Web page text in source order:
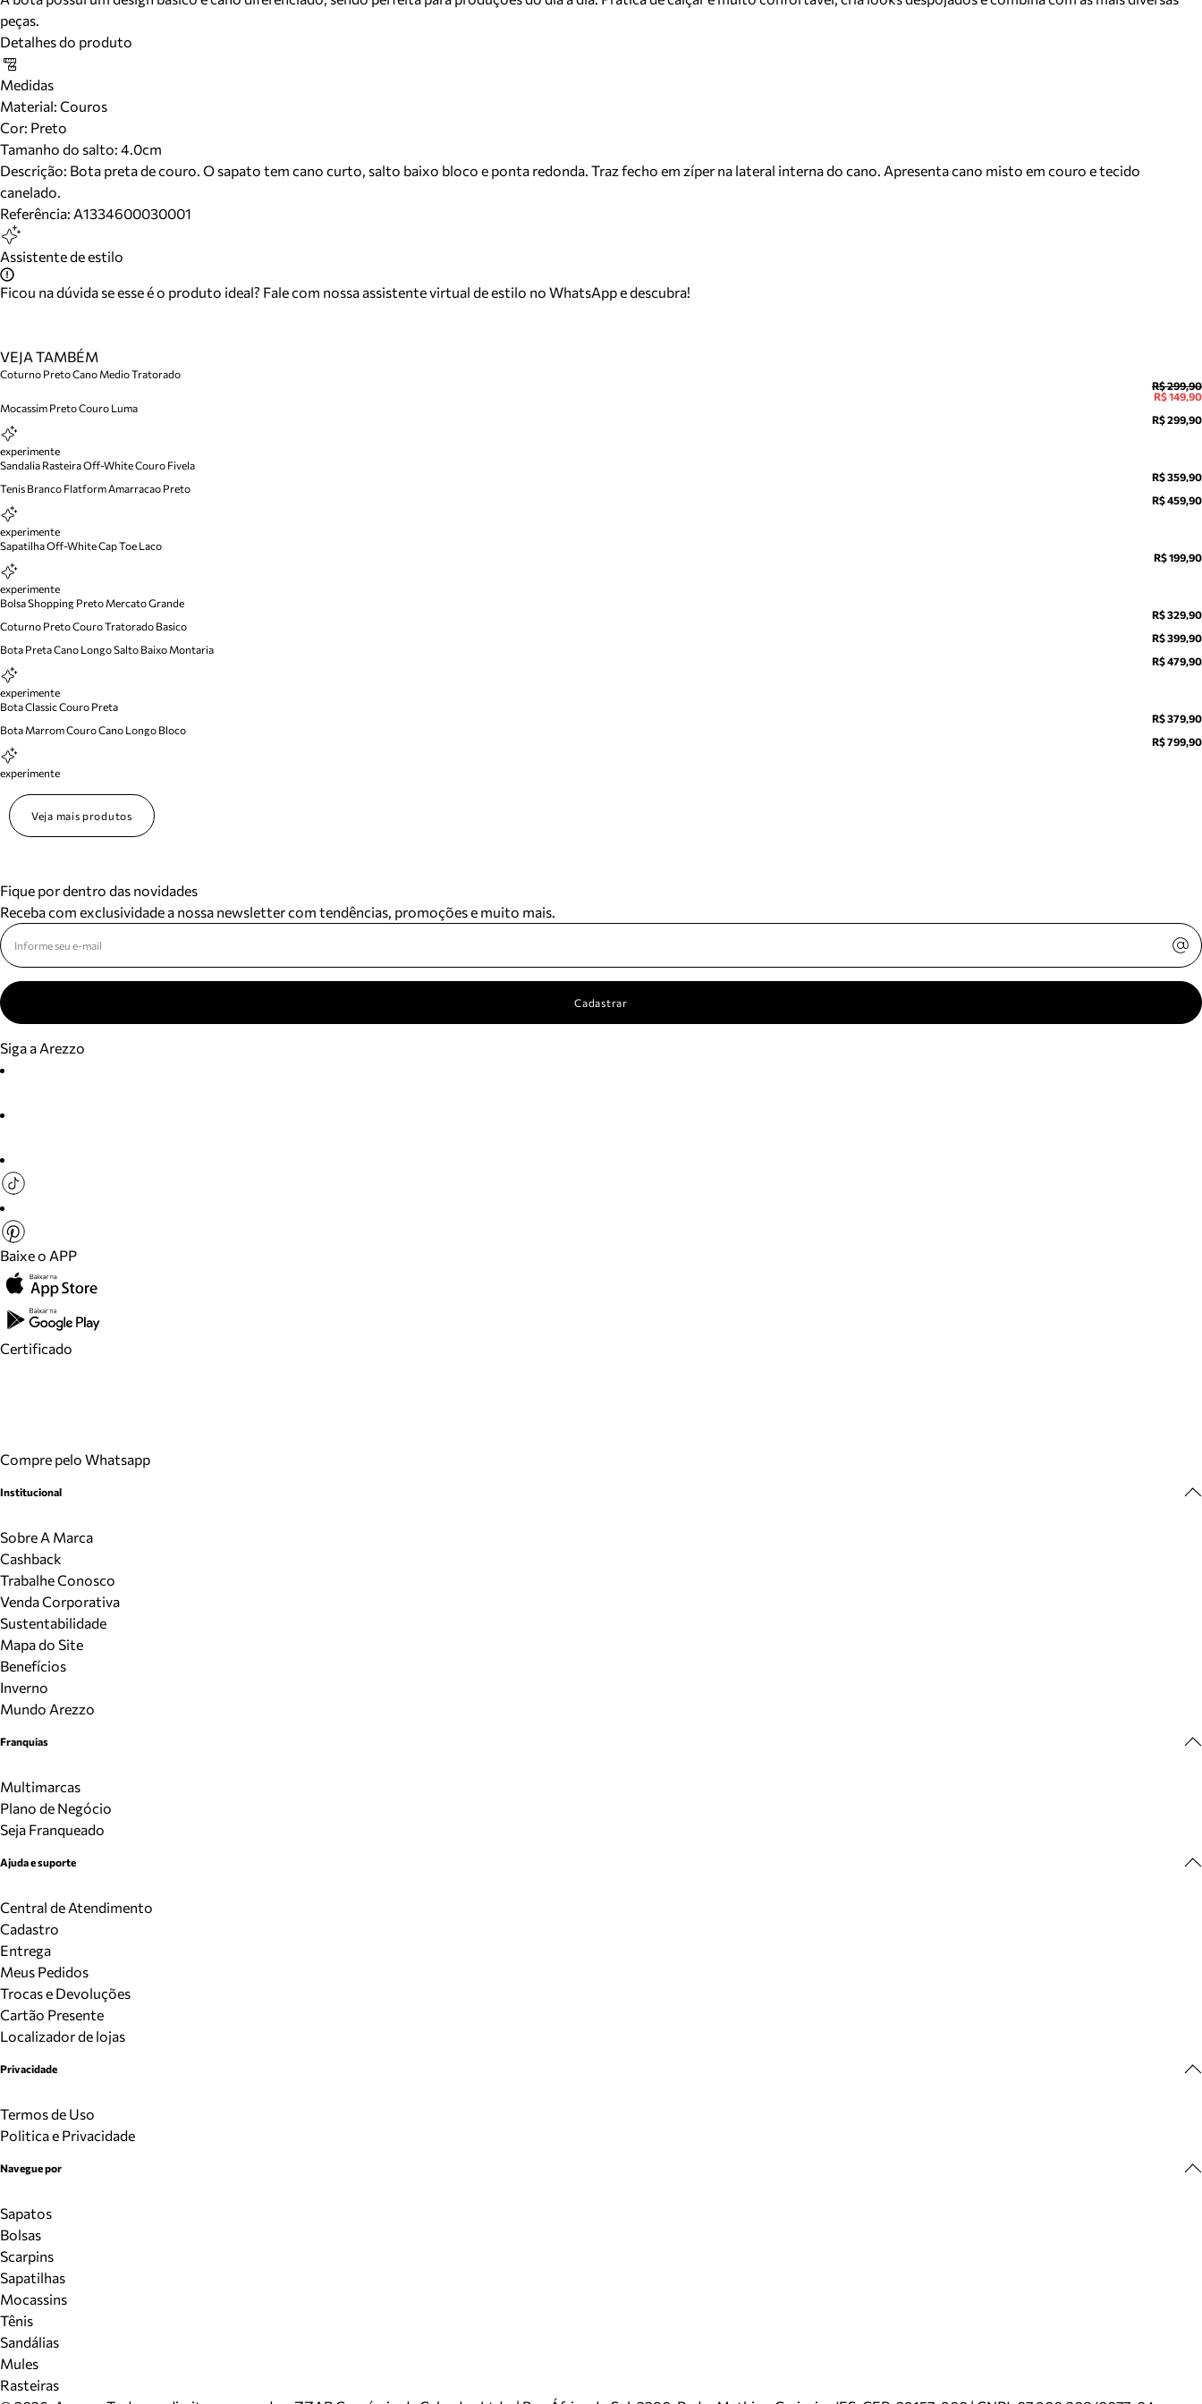
peças.
Detalhes do produto
Medidas
Material: Couros
Cor: Preto
Tamanho do salto: 4.0cm
Descrição: Bota preta de couro. O sapato tem cano curto, salto baixo bloco e ponta redonda. Traz fecho em zíper na lateral interna do cano. Apresenta cano misto em couro e tecido
canelado.
Referência: A1334600030001
Assistente de estilo
Ficou na dúvida se esse é o produto ideal? Fale com nossa assistente virtual de estilo no WhatsApp e descubra!
VEJA TAMBÉM
Coturno Preto Cano Medio Tratorado
R$ 299,90
R$ 149,90
Mocassim Preto Couro Luma
R$ 299,90
experimente
Sandalia Rasteira Off-White Couro Fivela
R$ 359,90
Tenis Branco Flatform Amarracao Preto
R$ 459,90
experimente
Sapatilha Off-White Cap Toe Laco
R$ 199,90
experimente
Bolsa Shopping Preto Mercato Grande
R$ 329,90
Coturno Preto Couro Tratorado Basico
R$ 399,90
Bota Preta Cano Longo Salto Baixo Montaria
R$ 479,90
experimente
Bota Classic Couro Preta
R$ 379,90
Bota Marrom Couro Cano Longo Bloco
R$ 799,90
experimente
Veja mais produtos
Fique por dentro das novidades
Receba com exclusividade a nossa newsletter com tendências, promoções e muito mais.
Cadastrar
Siga a Arezzo
Baixe o APP
Certificado
Compre pelo Whatsapp
Institucional
Sobre A Marca
Cashback
Trabalhe Conosco
Venda Corporativa
Sustentabilidade
Mapa do Site
Benefícios
Inverno
Mundo Arezzo
Franquias
Multimarcas
Plano de Negócio
Seja Franqueado
Ajuda e suporte
Central de Atendimento
Cadastro
Entrega
Meus Pedidos
Trocas e Devoluções
Cartão Presente
Localizador de lojas
Privacidade
Termos de Uso
Politica e Privacidade
Navegue por
Sapatos
Bolsas
Scarpins
Sapatilhas
Mocassins
Tênis
Sandálias
Mules
Rasteiras